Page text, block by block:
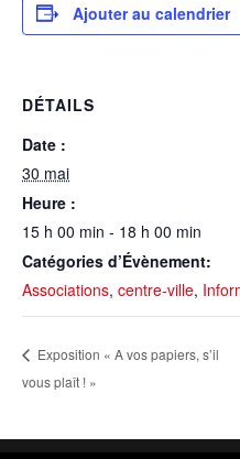
Ajouter au calendrier
DÉTAILS
Date :
30 mai
Heure :
15 h 00 min - 18 h 00 min
Catégories d’Évènement:
Associations, centre-ville,
Exposition « A vos papiers, s’il
vous plaît ! »